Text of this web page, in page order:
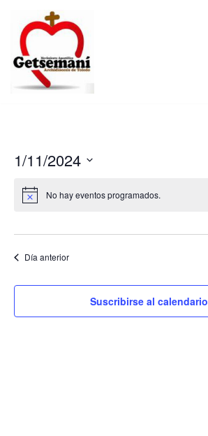
Saltar
al
contenido
1/11/2024
fecha.
No hay eventos programados.
Día anterior
Suscribirse al calendario